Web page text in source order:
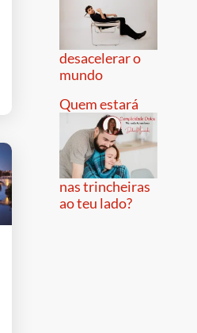
desacelerar o
mundo
Quem estará
nas trincheiras
ao teu lado?